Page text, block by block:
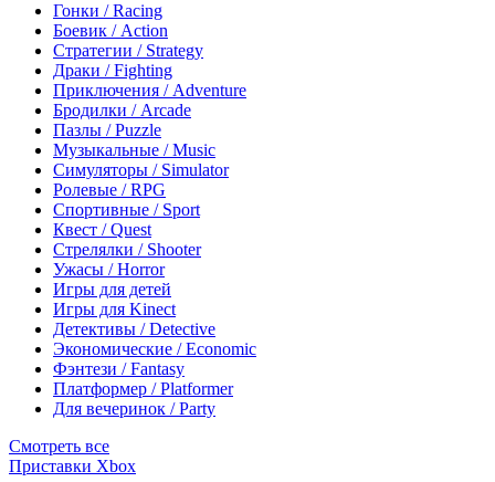
Гонки / Racing
Боевик / Action
Стратегии / Strategy
Драки / Fighting
Приключения / Adventure
Бродилки / Arcade
Пазлы / Puzzle
Музыкальные / Music
Симуляторы / Simulator
Ролевые / RPG
Спортивные / Sport
Квест / Quest
Стрелялки / Shooter
Ужасы / Horror
Игры для детей
Игры для Kinect
Детективы / Detective
Экономические / Economic
Фэнтези / Fantasy
Платформер / Platformer
Для вечеринок / Party
Смотреть все
Приставки Xbox